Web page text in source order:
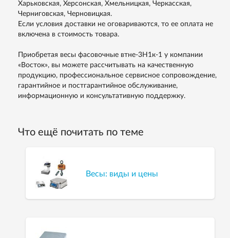
Харьковская, Херсонская, Хмельницкая, Черкасская,
Черниговская, Черновицкая.
Если условия доставки не оговариваются, то ее оплата не
включена в стоимость товара.
Приобретая весы фасовочные втне-3H1к-1 у компании
«Восток», вы можете рассчитывать на качественную
продукцию, профессиональное сервисное сопровождение,
гарантийное и постгарантийное обслуживание,
информационную и консультативную поддержку.
Что ещё почитать по теме
Весы: виды и цены